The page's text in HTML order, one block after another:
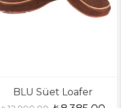
BLU Süet Loafer